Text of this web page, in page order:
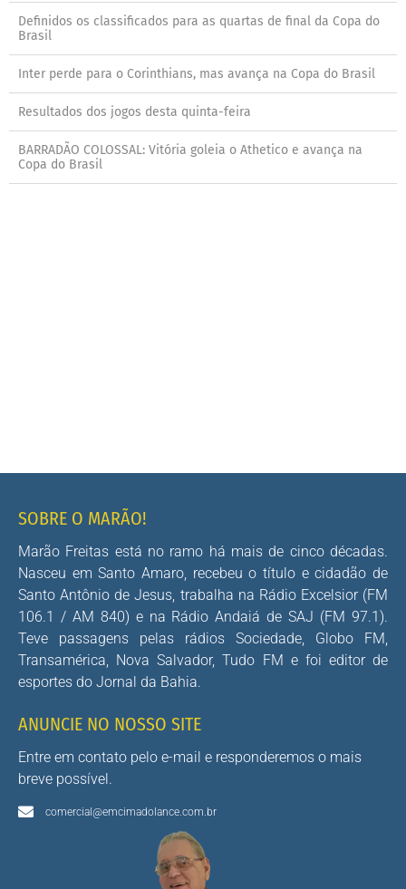
Definidos os classificados para as quartas de final da Copa do
Brasil
Inter perde para o Corinthians, mas avança na Copa do Brasil
Resultados dos jogos desta quinta-feira
BARRADÃO COLOSSAL: Vitória goleia o Athetico e avança na
Copa do Brasil
SOBRE O MARÃO!
Marão Freitas está no ramo há mais de cinco décadas.
Nasceu em Santo Amaro, recebeu o título e cidadão de
Santo Antônio de Jesus, trabalha na Rádio Excelsior (FM
106.1 / AM 840) e na Rádio Andaiá de SAJ (FM 97.1).
Teve passagens pelas rádios Sociedade, Globo FM,
Transamérica, Nova Salvador, Tudo FM e foi editor de
esportes do Jornal da Bahia.
ANUNCIE NO NOSSO SITE
Entre em contato pelo e-mail e responderemos o mais
breve possível.
comercial@emcimadolance.com.br